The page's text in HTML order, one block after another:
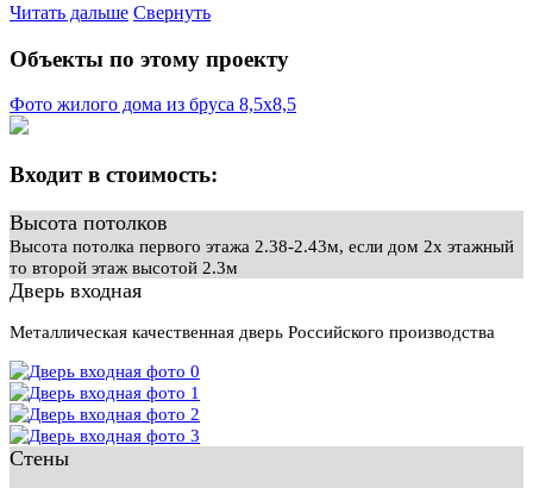
Читать дальше Свернуть
Объекты по этому проекту
Фото жилого дома из бруса 8,5х8,5
Входит в стоимость:
Высота потолков
Высота потолка первого этажа 2.38-2.43м, если дом 2х этажный
то второй этаж высотой 2.3м
Дверь входная
Металлическая качественная дверь Российского производства
Стены